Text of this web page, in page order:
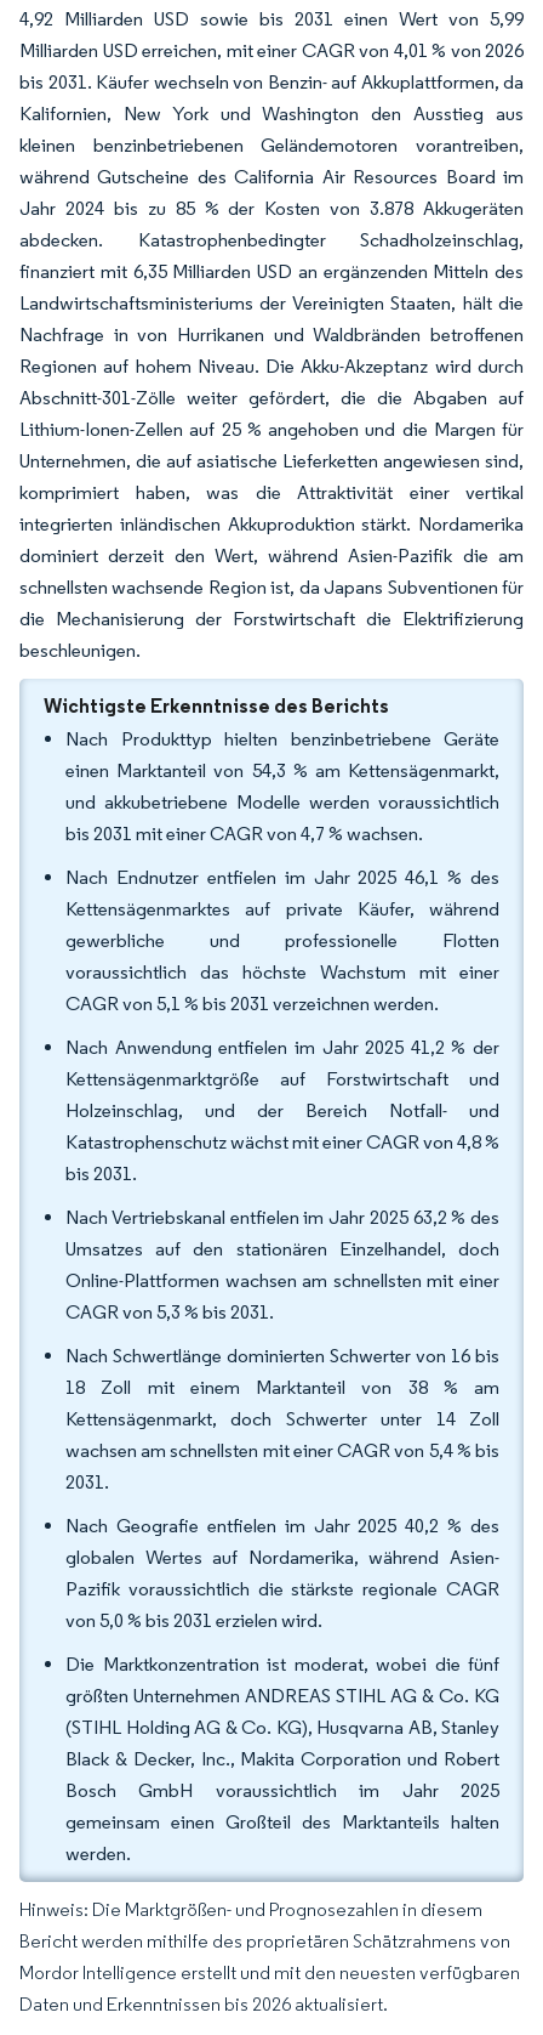
4,92 Milliarden USD sowie bis 2031 einen Wert von 5,99
Milliarden USD erreichen, mit einer CAGR von 4,01 % von 2026
bis 2031. Käufer wechseln von Benzin- auf Akkuplattformen, da
Kalifornien, New York und Washington den Ausstieg aus
kleinen benzinbetriebenen Geländemotoren vorantreiben,
während Gutscheine des California Air Resources Board im
Jahr 2024 bis zu 85 % der Kosten von 3.878 Akkugeräten
abdecken. Katastrophenbedingter Schadholzeinschlag,
finanziert mit 6,35 Milliarden USD an ergänzenden Mitteln des
Landwirtschaftsministeriums der Vereinigten Staaten, hält die
Nachfrage in von Hurrikanen und Waldbränden betroffenen
Regionen auf hohem Niveau. Die Akku-Akzeptanz wird durch
Abschnitt-301-Zölle weiter gefördert, die die Abgaben auf
Lithium-Ionen-Zellen auf 25 % angehoben und die Margen für
Unternehmen, die auf asiatische Lieferketten angewiesen sind,
komprimiert haben, was die Attraktivität einer vertikal
integrierten inländischen Akkuproduktion stärkt. Nordamerika
dominiert derzeit den Wert, während Asien-Pazifik die am
schnellsten wachsende Region ist, da Japans Subventionen für
die Mechanisierung der Forstwirtschaft die Elektrifizierung
beschleunigen.
Wichtigste Erkenntnisse des Berichts
Nach Produkttyp hielten benzinbetriebene Geräte
einen Marktanteil von 54,3 % am Kettensägenmarkt,
und akkubetriebene Modelle werden voraussichtlich
bis 2031 mit einer CAGR von 4,7 % wachsen.
Nach Endnutzer entfielen im Jahr 2025 46,1 % des
Kettensägenmarktes auf private Käufer, während
gewerbliche und professionelle Flotten
voraussichtlich das höchste Wachstum mit einer
CAGR von 5,1 % bis 2031 verzeichnen werden.
Nach Anwendung entfielen im Jahr 2025 41,2 % der
Kettensägenmarktgröße auf Forstwirtschaft und
Holzeinschlag, und der Bereich Notfall- und
Katastrophenschutz wächst mit einer CAGR von 4,8 %
bis 2031.
Nach Vertriebskanal entfielen im Jahr 2025 63,2 % des
Umsatzes auf den stationären Einzelhandel, doch
Online-Plattformen wachsen am schnellsten mit einer
CAGR von 5,3 % bis 2031.
Nach Schwertlänge dominierten Schwerter von 16 bis
18 Zoll mit einem Marktanteil von 38 % am
Kettensägenmarkt, doch Schwerter unter 14 Zoll
wachsen am schnellsten mit einer CAGR von 5,4 % bis
2031.
Nach Geografie entfielen im Jahr 2025 40,2 % des
globalen Wertes auf Nordamerika, während Asien-
Pazifik voraussichtlich die stärkste regionale CAGR
von 5,0 % bis 2031 erzielen wird.
Die Marktkonzentration ist moderat, wobei die fünf
größten Unternehmen ANDREAS STIHL AG & Co. KG
(STIHL Holding AG & Co. KG), Husqvarna AB, Stanley
Black & Decker, Inc., Makita Corporation und Robert
Bosch GmbH voraussichtlich im Jahr 2025
gemeinsam einen Großteil des Marktanteils halten
werden.
Hinweis: Die Marktgrößen- und Prognosezahlen in diesem
Bericht werden mithilfe des proprietären Schätzrahmens von
Mordor Intelligence erstellt und mit den neuesten verfügbaren
Daten und Erkenntnissen bis 2026 aktualisiert.